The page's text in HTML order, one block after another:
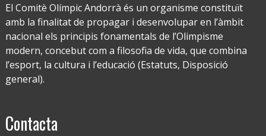
El Comitè Olímpic Andorrà és un organisme constituït
amb la finalitat de propagar i desenvolupar en l’àmbit
nacional els principis fonamentals de l’Olimpisme
modern, concebut com a filosofia de vida, que combina
l’esport, la cultura i l’educació (Estatuts, Disposició
general).
Contacta